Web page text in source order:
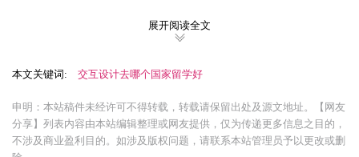
教育质量顶尖：多所院校的交互设计专业常年霸占世界
排名前列，教学体系成熟，师资多为行业资深从业者；
实习就业天花板：硅谷、纽约等科技中心聚集了谷歌、
间就能接触真实项目，实习转正率极高；
课程务实不空谈：拒绝“纸上谈兵”，从用户体验
展开阅读全文
本文关键词: 交互设计去哪个国家留学好
申明：本站稿件未经许可不得转载，转载请保留出处及源文地址。【网友
分享】列表内容由本站编辑整理或网友提供，仅为传递更多信息之目的，
不涉及商业盈利目的。如涉及版权问题，请联系本站管理员予以更改或删